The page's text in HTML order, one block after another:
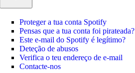
Proteger a tua conta Spotify
Pensas que a tua conta foi pirateada?
Este e-mail do Spotify é legítimo?
Deteção de abusos
Verifica o teu endereço de e-mail
Contacte-nos